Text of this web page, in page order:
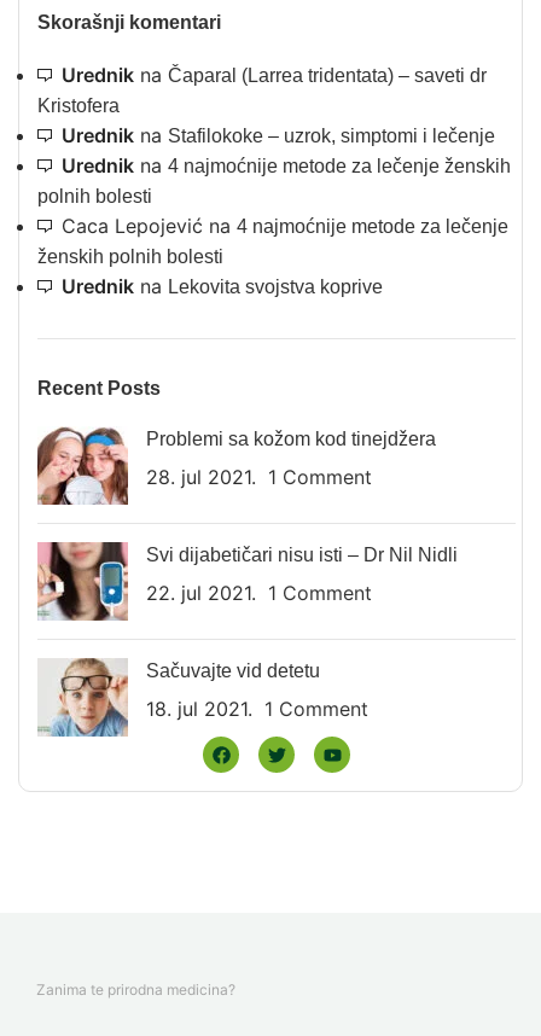
Skorašnji komentari
Urednik na Čaparal (Larrea tridentata) – saveti dr
Kristofera
Urednik na Stafilokoke – uzrok, simptomi i lečenje
Urednik na 4 najmoćnije metode za lečenje ženskih
polnih bolesti
Caca Lepojević na 4 najmoćnije metode za lečenje
ženskih polnih bolesti
Urednik na Lekovita svojstva koprive
Recent Posts
Problemi sa kožom kod tinejdžera
28. jul 2021. 1 Comment
Svi dijabetičari nisu isti – Dr Nil Nidli
22. jul 2021. 1 Comment
Sačuvajte vid detetu
18. jul 2021. 1 Comment
Zanima te prirodna medicina?